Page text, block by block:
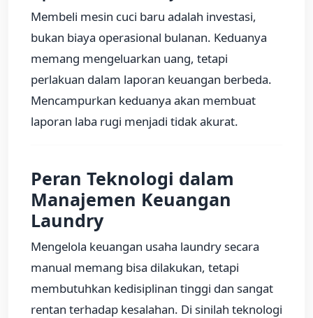
Membeli mesin cuci baru adalah investasi,
bukan biaya operasional bulanan. Keduanya
memang mengeluarkan uang, tetapi
perlakuan dalam laporan keuangan berbeda.
Mencampurkan keduanya akan membuat
laporan laba rugi menjadi tidak akurat.
Peran Teknologi dalam
Manajemen Keuangan
Laundry
Mengelola keuangan usaha laundry secara
manual memang bisa dilakukan, tetapi
membutuhkan kedisiplinan tinggi dan sangat
rentan terhadap kesalahan. Di sinilah teknologi